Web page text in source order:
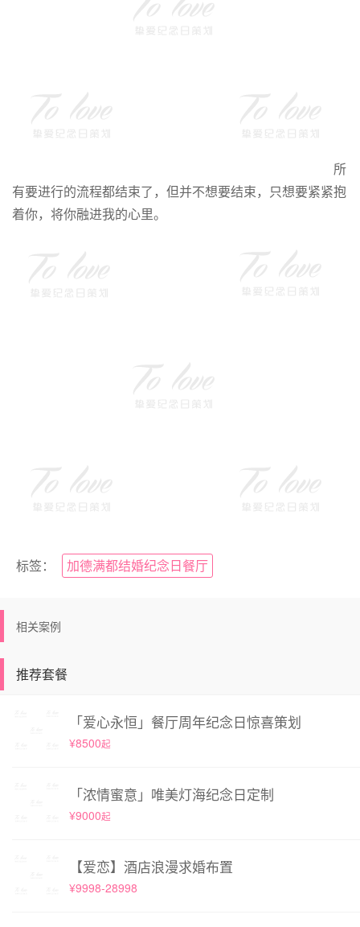
所
有要进行的流程都结束了，但并不想要结束，只想要紧紧抱
着你，将你融进我的心里。
标签： 加德满都结婚纪念日餐厅
相关案例
推荐套餐
「爱心永恒」餐厅周年纪念日惊喜策划
¥8500起
「浓情蜜意」唯美灯海纪念日定制
¥9000起
【爱恋】酒店浪漫求婚布置
¥9998-28998